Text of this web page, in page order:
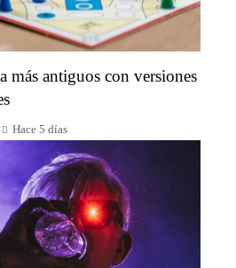
más antiguos con versiones
Hace 5 días